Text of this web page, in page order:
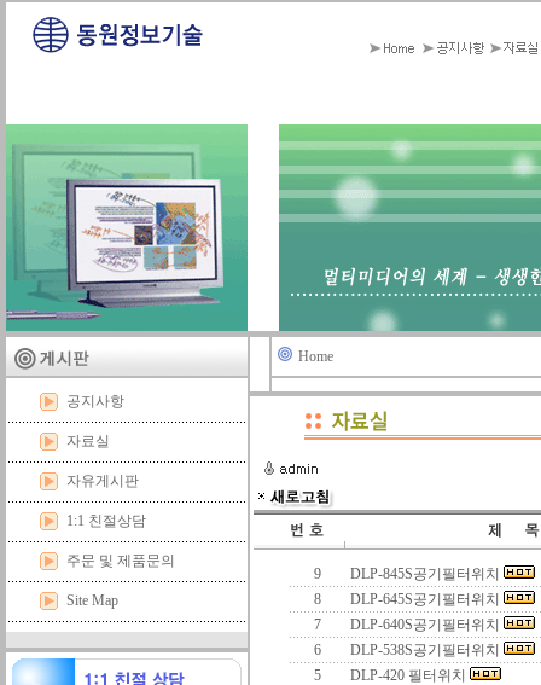
공지사항
자료실
자유게시판
1:1 친절상담
주문 및 제품문의
Site Map
Home
9
DLP-845S공기필터위치
8
DLP-645S공기필터위치
7
DLP-640S공기필터위치
6
DLP-538S공기필터위치
5
DLP-420 필터위치